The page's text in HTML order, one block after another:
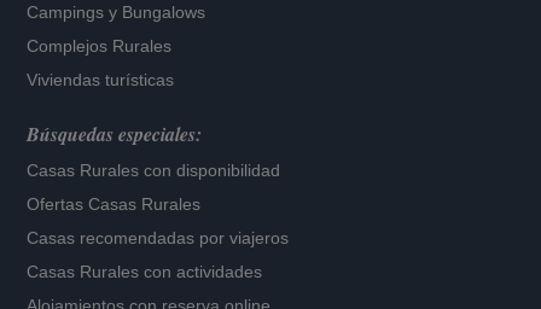
Campings y Bungalows
Complejos Rurales
Viviendas turísticas
Búsquedas especiales:
Casas Rurales con disponibilidad
Ofertas Casas Rurales
Casas recomendadas por viajeros
Casas Rurales con actividades